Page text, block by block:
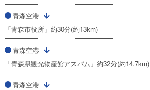
青森空港
「青森市役所」約30分(約13km)
青森空港
「青森県観光物産館アスパム」約32分(約14.7km)
青森空港